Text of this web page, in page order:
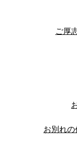
〉お葬儀
〉プライ
ご厚
お別れの